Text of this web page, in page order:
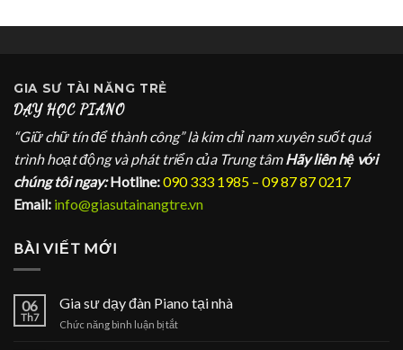
GIA SƯ TÀI NĂNG TRẺ
DẠY HỌC PIANO
“Giữ chữ tín để thành công” là kim chỉ nam xuyên suốt quá
trình hoạt động và phát triển của Trung tâm Hãy liên hệ với
chúng tôi ngay: Hotline:090 333 1985 – 09 87 87 0217
Email: info@giasutainangtre.vn
BÀI VIẾT MỚI
06
Th7
Gia sư dạy đàn Piano tại nhà
Chức năng bình luận bị tắtở